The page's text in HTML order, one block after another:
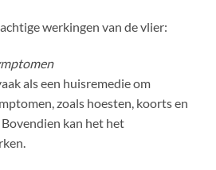
werkingen van de vlier:
als een huisremedie om
zoals hoesten, koorts en
kan het het